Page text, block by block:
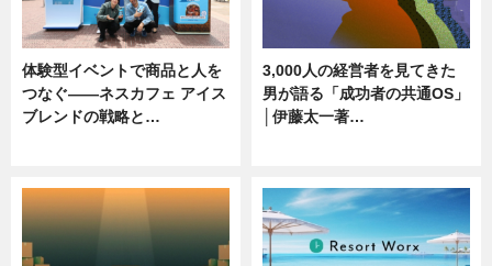
体験型イベントで商品と人を
つなぐ――ネスカフェ アイス
ブレンドの戦略と…
3,000人の経営者を見てきた
男が語る「成功者の共通OS」
│伊藤太一著…